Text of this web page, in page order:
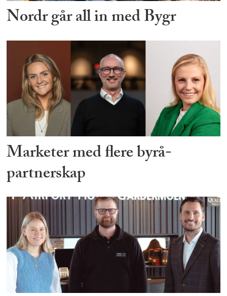
Nordr går all in med Bygr
Marketer med flere byrå-
partnerskap